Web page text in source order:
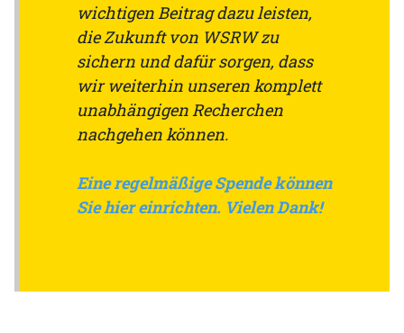
wichtigen Beitrag dazu leisten,
die Zukunft von WSRW zu
sichern und dafür sorgen, dass
wir weiterhin unseren komplett
unabhängigen Recherchen
nachgehen können.
Eine regelmäßige Spende können
Sie hier einrichten. Vielen Dank!